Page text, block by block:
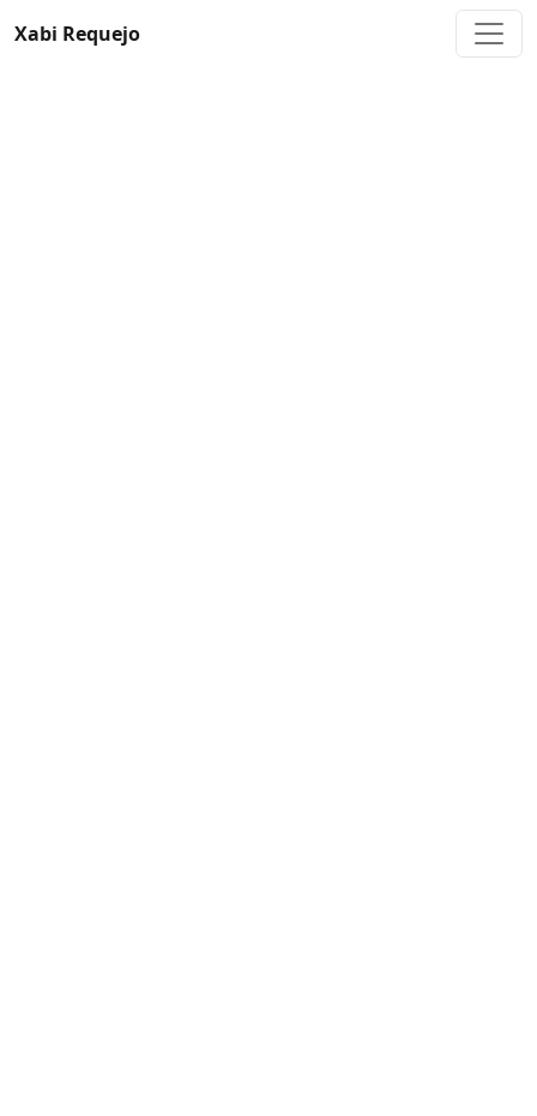
Xabi Requejo